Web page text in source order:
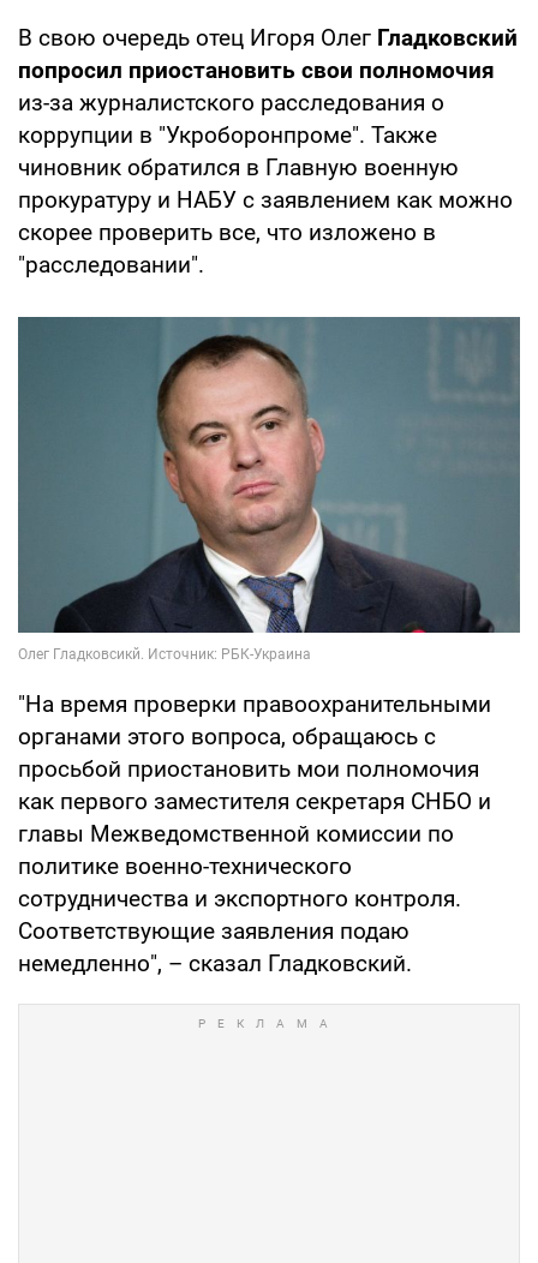
В свою очередь отец Игоря Олег Гладковский
попросил приостановить свои полномочия
из-за журналистского расследования о
коррупции в "Укроборонпроме". Также
чиновник обратился в Главную военную
прокуратуру и НАБУ с заявлением как можно
скорее проверить все, что изложено в
"расследовании".
"На время проверки правоохранительными
органами этого вопроса, обращаюсь с
просьбой приостановить мои полномочия
как первого заместителя секретаря СНБО и
главы Межведомственной комиссии по
политике военно-технического
сотрудничества и экспортного контроля.
Соответствующие заявления подаю
немедленно", – сказал Гладковский.